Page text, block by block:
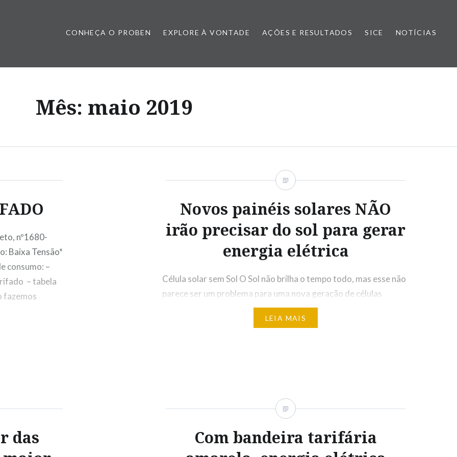
CONHEÇA O PROBEN EXPLORE À VONTADE AÇÕES E RESULTADOS SICE NOTÍCIAS
Mês: maio 2019
nº1680-
Baixa Tensão*
consumo: –
– tabela
fazemos
Novos painéis solares NÃO
irão precisar do sol para gerar
energia elétrica
Célula solar sem Sol O Sol não brilha o tempo todo, mas esse não
parece ser um problema para uma nova geração de células
solares orgânicas. São células solares que sequer precisam ficar
expostas às luz solar – a claridade natural do ambiente, mesmo
LEIA MAIS
das
Com bandeira tarifária